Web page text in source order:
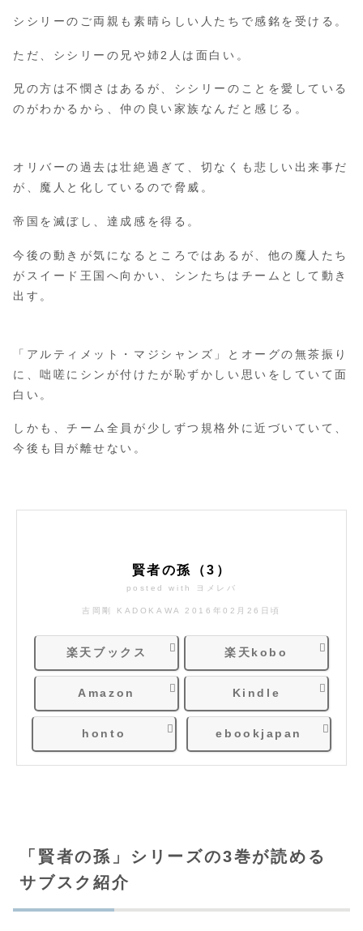
シシリーのご両親も素晴らしい人たちで感銘を受ける。
ただ、シシリーの兄や姉2人は面白い。
兄の方は不憫さはあるが、シシリーのことを愛している
のがわかるから、仲の良い家族なんだと感じる。
オリバーの過去は壮絶過ぎて、切なくも悲しい出来事だ
が、魔人と化しているので脅威。
帝国を滅ぼし、達成感を得る。
今後の動きが気になるところではあるが、他の魔人たち
がスイード王国へ向かい、シンたちはチームとして動き
出す。
「アルティメット・マジシャンズ」とオーグの無茶振り
に、咄嗟にシンが付けたが恥ずかしい思いをしていて面
白い。
しかも、チーム全員が少しずつ規格外に近づいていて、
今後も目が離せない。
賢者の孫（3）
posted with ヨメレバ
吉岡剛 KADOKAWA 2016年02月26日頃
楽天ブックス 楽天kobo
Amazon Kindle
honto ebookjapan
「賢者の孫」シリーズの3巻が読める
サブスク紹介